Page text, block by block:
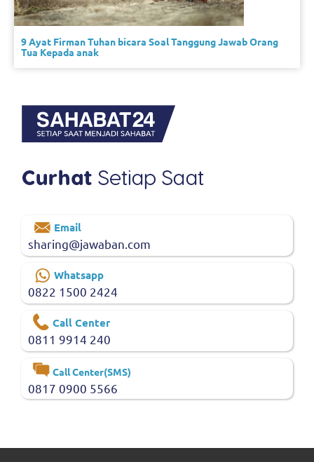
9 Ayat Firman Tuhan bicara Soal Tanggung Jawab Orang
Tua Kepada anak
Email
sharing@jawaban.com
Whatsapp
0822 1500 2424
Call Center
0811 9914 240
Call Center(SMS)
0817 0900 5566